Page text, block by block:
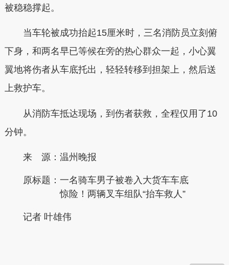
被稳稳撑起。
当车轮被成功抬起15厘米时，三名消防员立刻俯
下身，和两名早已等候在旁的热心群众一起，小心翼
翼地将伤者从车底托出，轻轻转移到担架上，然后送
上救护车。
从消防车抵达现场，到伤者获救，全程仅用了10
分钟。
来 源：温州晚报
原标题： 一名骑车男子被卷入大货车车底
惊险！两辆叉车组队“抬车救人”
记者 叶雄伟